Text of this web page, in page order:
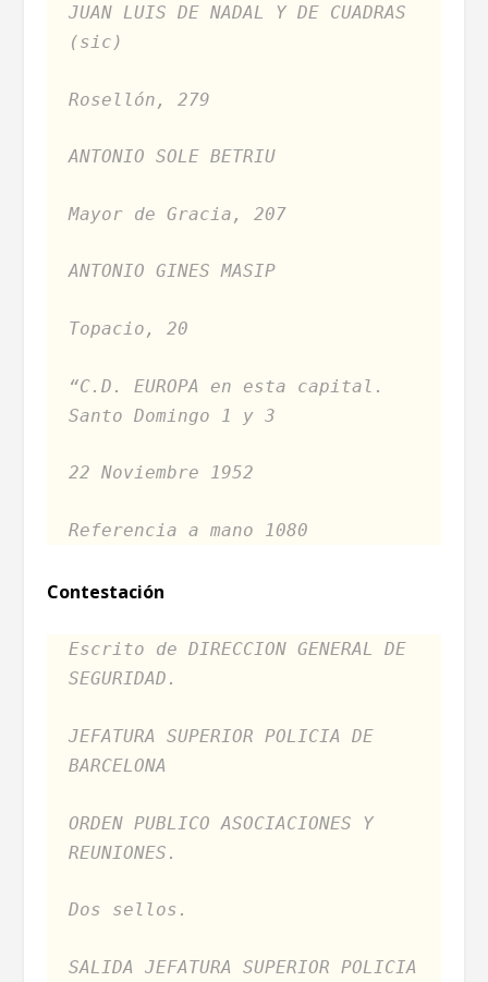
JUAN LUIS DE NADAL Y DE CUADRAS
(sic)
Rosellón, 279
ANTONIO SOLE BETRIU
Mayor de Gracia, 207
ANTONIO GINES MASIP
Topacio, 20
“C.D. EUROPA en esta capital.
Santo Domingo 1 y 3
22 Noviembre 1952
Referencia a mano 1080
Contestación
Escrito de DIRECCION GENERAL DE
SEGURIDAD.
JEFATURA SUPERIOR POLICIA DE
BARCELONA
ORDEN PUBLICO ASOCIACIONES Y
REUNIONES.
Dos sellos.
SALIDA JEFATURA SUPERIOR POLICIA